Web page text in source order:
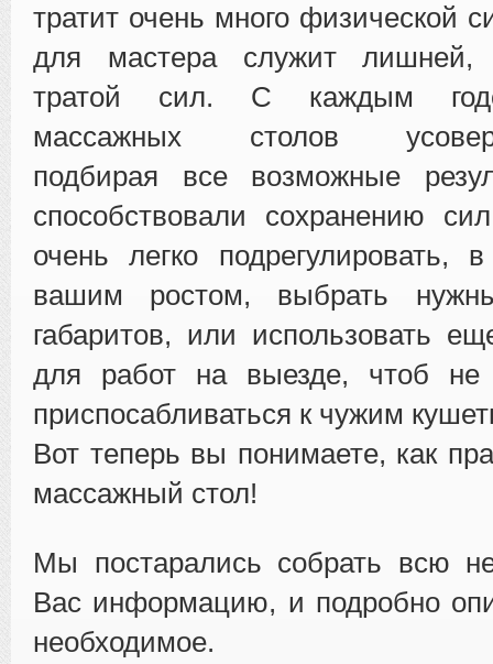
тратит очень много физической
для мастера служит лишней,
тратой сил. С каждым
массажных столов
подбирая все возможные
способствовали сохранению
очень легко подрегулировать,
вашим ростом, выбрать
габаритов, или использовать
для работ на выезде, чтоб
приспосабливаться к чужим
Вот теперь вы понимаете, как
массажный стол!
Мы постарались собрать всю
Вас информацию, и подробно
необходимое.